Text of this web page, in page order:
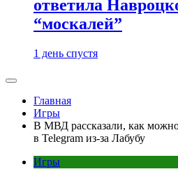
ответила
“москалей”
1 день спустя
Главная
Игры
В МВД рассказали, как можно
в Telegram из-за Лабубу
Игры